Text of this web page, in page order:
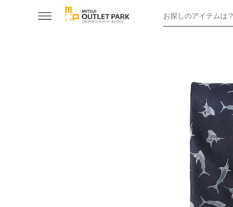
お探しのアイテムは？